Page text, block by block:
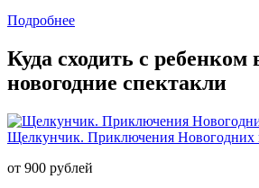
Подробнее
Куда сходить с ребенком
новогодние спектакли
Щелкунчик. Приключения Новогодних
от 900 рублей